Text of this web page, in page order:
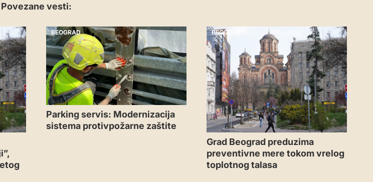
Povezane vesti:
BEOGRAD
Parking servis: Modernizacija
sistema protivpožarne zaštite
BEOGRAD
Grad Beograd preduzima
preventivne mere tokom vrelog
toplotnog talasa